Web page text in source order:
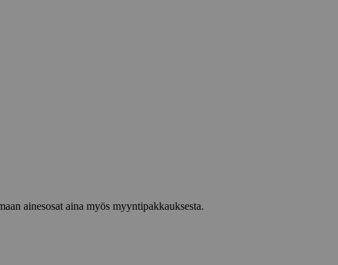
ainesosat aina myös myyntipakkauksesta.